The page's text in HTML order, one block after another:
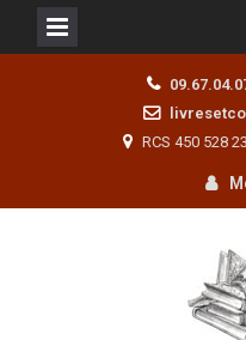
RCS 450 528